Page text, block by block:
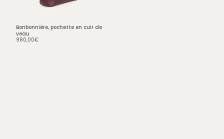
Bonbonnière, pochette en cuir de
veau
980,00€